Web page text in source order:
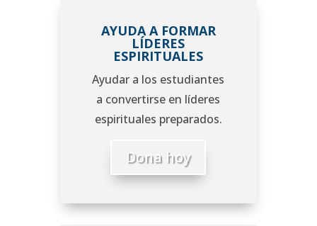
AYUDA A FORMAR
LÍDERES
ESPIRITUALES
Ayudar a los estudiantes
a convertirse en líderes
espirituales preparados.
Dona hoy